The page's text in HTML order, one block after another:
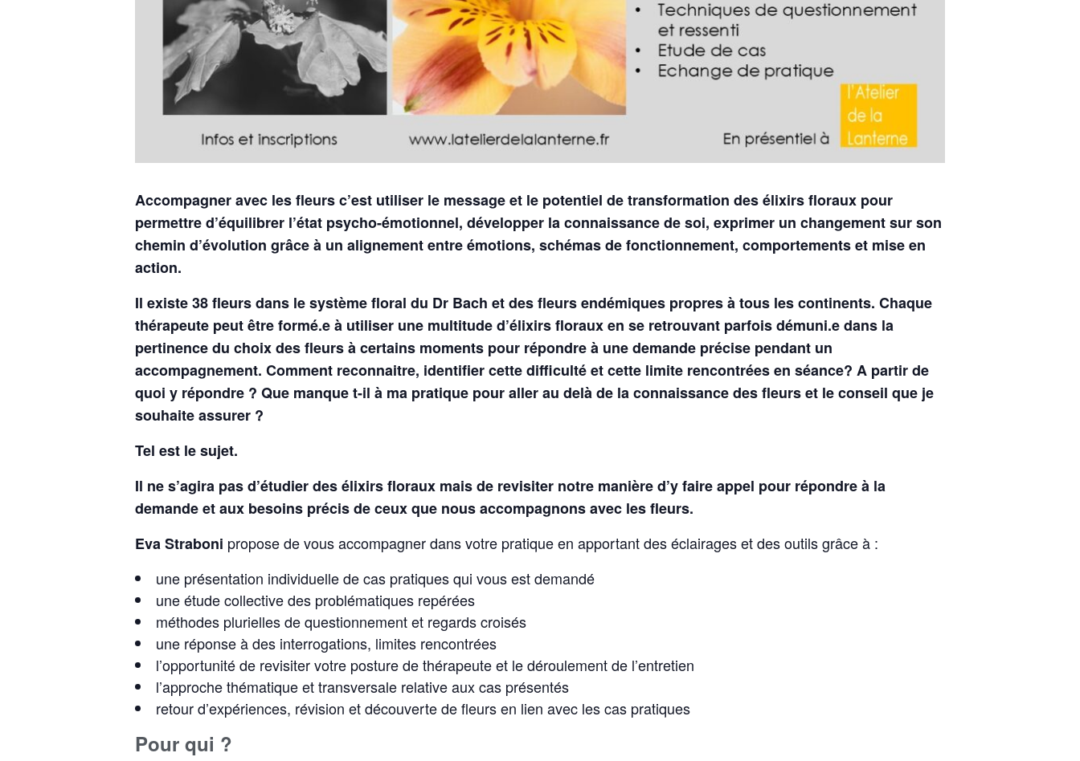
Accompagner avec les fleurs c’est utiliser le message et le potentiel de transformation des élixirs floraux pour
permettre d’équilibrer l’état psycho-émotionnel, développer la connaissance de soi, exprimer un changement sur son
chemin d’évolution grâce à un alignement entre émotions, schémas de fonctionnement, comportements et mise en
action.
Il existe 38 fleurs dans le système floral du Dr Bach et des fleurs endémiques propres à tous les continents. Chaque
thérapeute peut être formé.e à utiliser une multitude d’élixirs floraux en se retrouvant parfois démuni.e dans la
pertinence du choix des fleurs à certains moments pour répondre à une demande précise pendant un
accompagnement. Comment reconnaitre, identifier cette difficulté et cette limite rencontrées en séance? A partir de
quoi y répondre ? Que manque t-il à ma pratique pour aller au delà de la connaissance des fleurs et le conseil que je
souhaite assurer ?
Tel est le sujet.
Il ne s’agira pas d’étudier des élixirs floraux mais de revisiter notre manière d’y faire appel pour répondre à la
demande et aux besoins précis de ceux que nous accompagnons avec les fleurs.
Eva Straboni propose de vous accompagner dans votre pratique en apportant des éclairages et des outils grâce à :
une présentation individuelle de cas pratiques qui vous est demandé
une étude collective des problématiques repérées
méthodes plurielles de questionnement et regards croisés
une réponse à des interrogations, limites rencontrées
l’opportunité de revisiter votre posture de thérapeute et le déroulement de l’entretien
l’approche thématique et transversale relative aux cas présentés
retour d’expériences, révision et découverte de fleurs en lien avec les cas pratiques
Pour qui ?